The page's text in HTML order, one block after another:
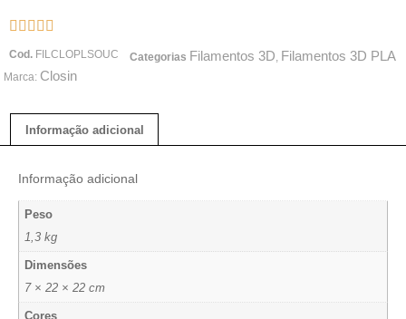
    
Cod. FILCLOPLSOUC Categorias Filamentos 3D, Filamentos 3D PLA
Marca: Closin
Informação adicional
Informação adicional
Peso
1,3 kg
Dimensões
7 × 22 × 22 cm